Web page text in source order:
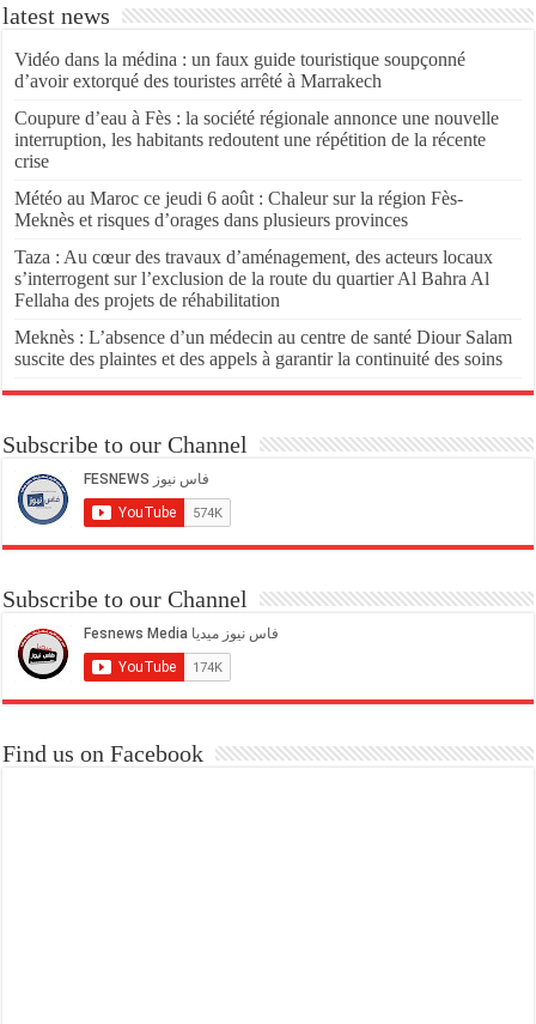
latest news
Vidéo dans la médina : un faux guide touristique soupçonné
d’avoir extorqué des touristes arrêté à Marrakech
Coupure d’eau à Fès : la société régionale annonce une nouvelle
interruption, les habitants redoutent une répétition de la récente
crise
Météo au Maroc ce jeudi 6 août : Chaleur sur la région Fès-
Meknès et risques d’orages dans plusieurs provinces
Taza : Au cœur des travaux d’aménagement, des acteurs locaux
s’interrogent sur l’exclusion de la route du quartier Al Bahra Al
Fellaha des projets de réhabilitation
Meknès : L’absence d’un médecin au centre de santé Diour Salam
suscite des plaintes et des appels à garantir la continuité des soins
Subscribe to our Channel
Subscribe to our Channel
Find us on Facebook